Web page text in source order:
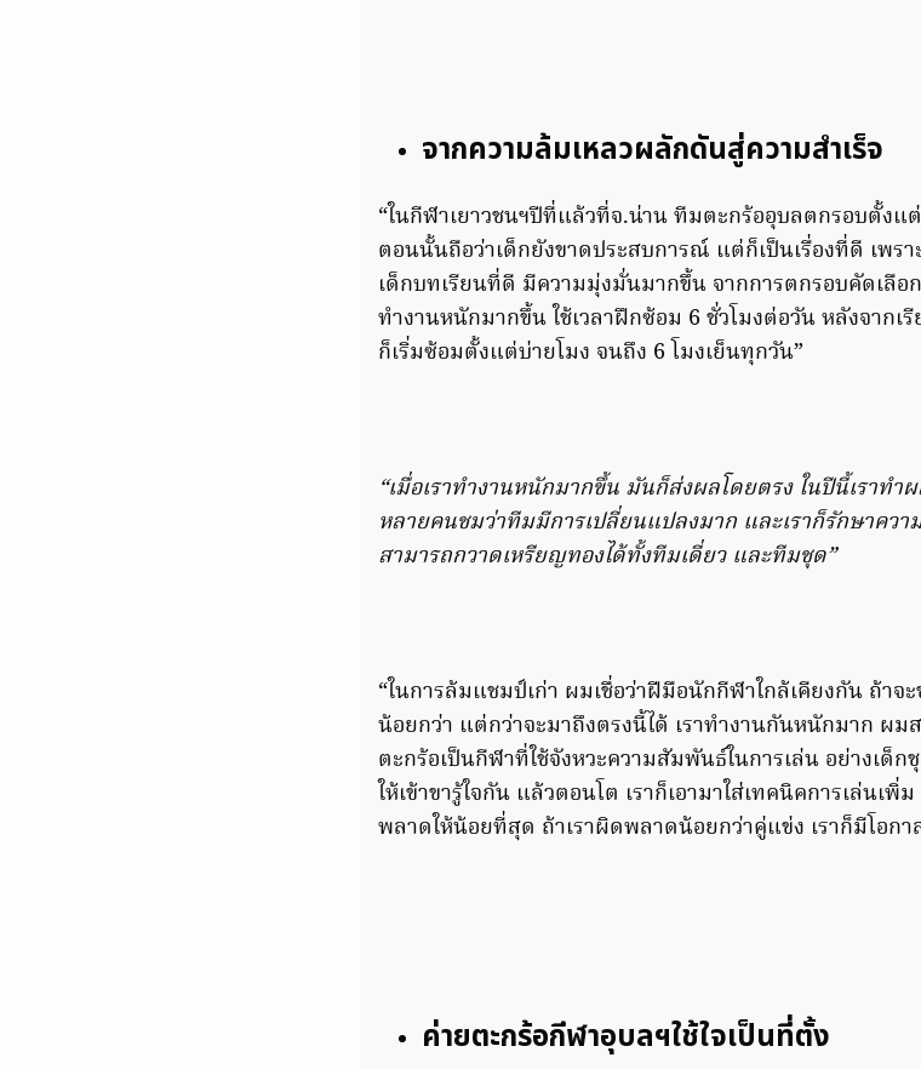
จากความล้มเหลวผลักดันสู่ความสำเร็จ
“ในกีฬาเยาวชนฯปีที่แล้วที่จ.น่าน ทีมตะกร้ออุบลตกรอบตั้งแ
ตอนนั้นถือว่าเด็กยังขาดประสบการณ์ แต่ก็เป็นเรื่องที่ดี เพร
เด็กบทเรียนที่ดี มีความมุ่งมั่นมากขึ้น จากการตกรอบคัดเลื
ทำงานหนักมากขึ้น ใช้เวลาฝึกซ้อม 6 ชั่วโมงต่อวัน หลังจากเรี
ก็เริ่มซ้อมตั้งแต่บ่ายโมง จนถึง 6 โมงเย็นทุกวัน”
“เมื่อเราทำงานหนักมากขึ้น มันก็ส่งผลโดยตรง ในปีนี้เราท
หลายคนชมว่าทีมมีการเปลี่ยนแปลงมาก และเราก็รักษาคว
สามารถกวาดเหรียญทองได้ทั้งทีมเดี่ยว และทีมชุด”
“ในการล้มแชมป์เก่า ผมเชื่อว่าฝีมือนักกีฬาใกล้เคียงกัน ถ้า
น้อยกว่า แต่กว่าจะมาถึงตรงนี้ได้ เราทำงานกันหนักมาก ผม
ตะกร้อเป็นกีฬาที่ใช้จังหวะความสัมพันธ์ในการเล่น อย่างเด็
ให้เข้าขารู้ใจกัน แล้วตอนโต เราก็เอามาใส่เทคนิคการเล่น
พลาดให้น้อยที่สุด ถ้าเราผิดพลาดน้อยกว่าคู่แข่ง เราก็มีโอกา
ค่ายตะกร้อกีฬาอุบลฯใช้ใจเป็นที่ตั้ง